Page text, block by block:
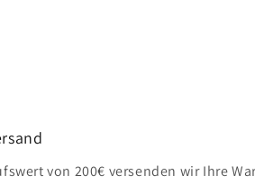
von 200€ versenden wir Ihre